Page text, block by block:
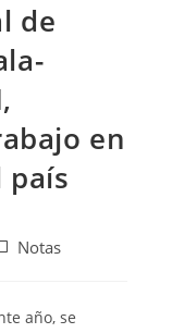
de
en
país
Notas
año, se